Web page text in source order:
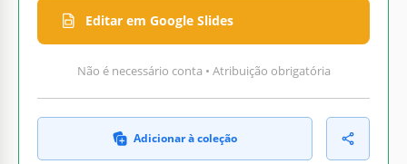
Editar em Google Slides
Não é necessário conta • Atribuição obrigatória
Adicionar à coleção